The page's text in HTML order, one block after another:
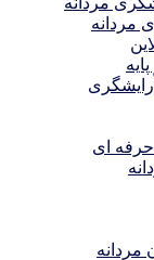
مردانه
حرفه ای